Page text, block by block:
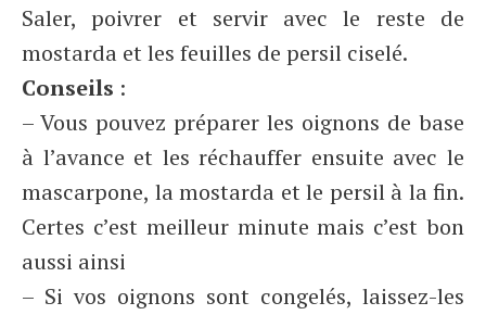
Saler, poivrer et servir avec le reste de
mostarda et les feuilles de persil ciselé.
Conseils :
– Vous pouvez préparer les oignons de base
à l’avance et les réchauffer ensuite avec le
mascarpone, la mostarda et le persil à la fin.
Certes c’est meilleur minute mais c’est bon
aussi ainsi
– Si vos oignons sont congelés, laissez-les